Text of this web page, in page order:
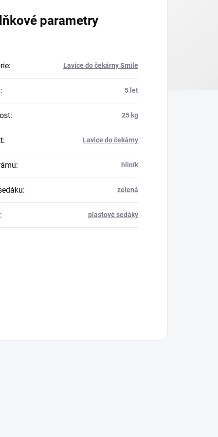
parametry
: Lavice do čekárny Smile
: 5 let
: 25 kg
: Lavice do čekárny
: hliník
: zelená
: plastové sedáky